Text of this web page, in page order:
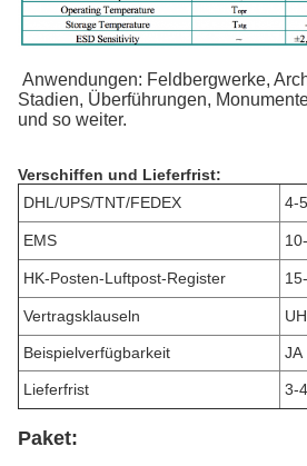
Anwendungen: Feldbergwerke,
Stadien, Überführungen,
und so weiter.
Verschiffen und Lieferfrist:
DHL/UPS/TNT/FEDEX
4-
EMS
HK-Posten-Luftpost-Register
Vertragsklauseln
Beispielverfügbarkeit JA
Lieferfrist 3-
Paket: